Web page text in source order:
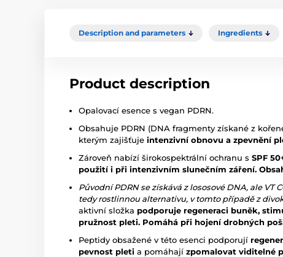
Description and parameters Ingredients
Product description
Opalovací esence s vegan PDRN.
Obsahuje PDRN (DNA fragmenty získané z
kterým zajišťuje intenzivní obnovu a zpevnění
Zároveň nabízí širokospektrální ochranu s SPF
použití i při intenzivním slunečním záření.
Původní PDRN se získává z lososové DNA, ale VT
tedy rostlinnou alternativu, v tomto případě z
aktivní složka podporuje regeneraci buněk,
pružnost pleti. Pomáhá při hojení drobných
Peptidy obsažené v této esenci podporují
pevnost pleti a pomáhají zpomalovat viditelné